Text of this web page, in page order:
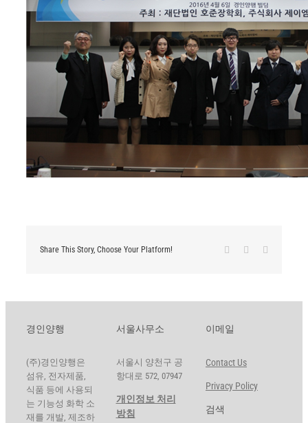
Share This Story, Choose Your Platform! Facebook
경인양행
(주)경인양행은
섬유, 전자제품,
식품 등에 사용되
는 기능성 화학 소
재를 개발, 제조하
서울사무소
서울시 양천구 공
항대로 572, 07947
개인정보 처리
방침
이메일
Contact Us
Privacy Policy
검색